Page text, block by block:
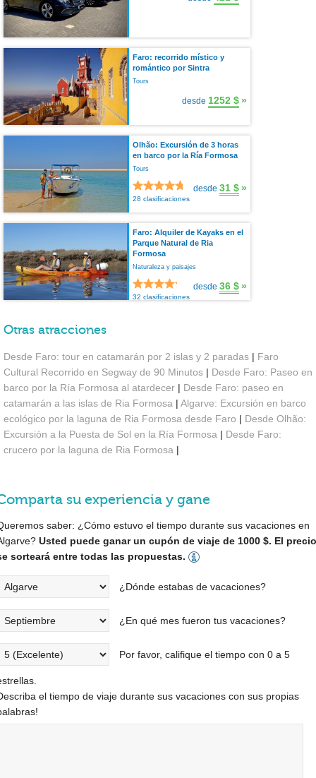
Faro: recorrido místico y
romántico por Sintra
Tours
desde 1252 $»
Olhão: Excursión de 3 horas
en barco por la Ría Formosa
Tours
28 clasificaciones
desde 31 $»
Faro: Alquiler de Kayaks en el
Parque Natural de Ria
Formosa
Naturaleza y paisajes
32 clasificaciones
desde 36 $»
Otras atracciones
Desde Faro: tour en catamarán por 2 islas y 2 paradas | Faro
Cultural Recorrido en Segway de 90 Minutos | Desde Faro: Paseo en
barco por la Ría Formosa al atardecer | Desde Faro: paseo en
catamarán a las islas de Ria Formosa | Algarve: Excursión en barco
ecológico por la laguna de Ria Formosa desde Faro | Desde Olhão:
Excursión a la Puesta de Sol en la Ría Formosa | Desde Faro:
crucero por la laguna de Ria Formosa |
su experiencia y gane
saber: ¿Cómo estuvo el tiempo durante sus vacaciones en
Usted puede ganar un cupón de viaje de 1000 $. El precio
sorteará entre todas las propuestas.
¿Dónde estabas de vacaciones?
¿En qué mes fueron tus vacaciones?
Por favor, califique el tiempo con 0 a 5
el tiempo de viaje durante sus vacaciones con sus propias